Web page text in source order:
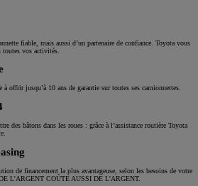
fiable, mais aussi d’un partenaire de confiance. Toyota vous
toutes vos activités.
offrir jusqu’à 10 ans de garantie sur toutes ses camionnettes.
des bâtons dans les roues : grâce à l’assistance routière Toyota
de financement la plus avantageuse, selon les besoins de votre
L'ARGENT COÛTE AUSSI DE L'ARGENT.